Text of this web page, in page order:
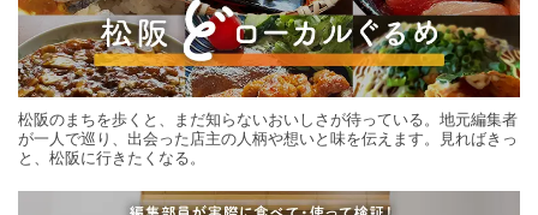
松阪のまちを歩くと、まだ知らないおいしさが待っている。地元編集者
が一人で巡り、出会った店主の人柄や想いと味を伝えます。見ればきっ
と、松阪に行きたくなる。